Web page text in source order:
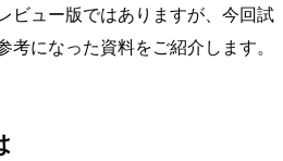
ビュー版ではありますが、今回試
考になった資料をご紹介します。